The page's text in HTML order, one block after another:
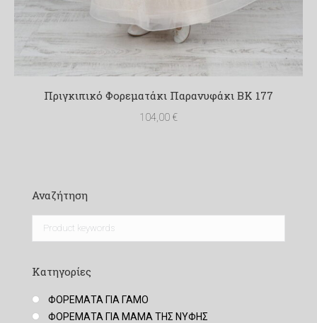
Πριγκιπικό Φορεματάκι Παρανυφάκι ΒΚ 177
104,00 €
Αναζήτηση
Κατηγορίες
ΦΟΡΕΜΑΤΑ ΓΙΑ ΓΑΜΟ
ΦΟΡΕΜΑΤΑ ΓΙΑ ΜΑΜΑ ΤΗΣ ΝΥΦΗΣ